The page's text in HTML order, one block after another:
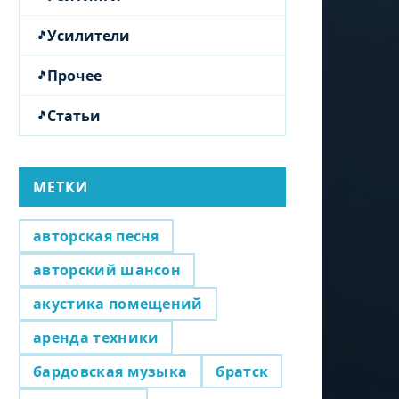
Усилители
Прочее
Статьи
МЕТКИ
авторская песня
авторский шансон
акустика помещений
аренда техники
бардовская музыка
братск